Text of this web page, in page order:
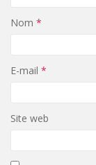
Nom *
E-mail *
Site web